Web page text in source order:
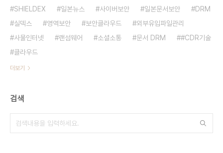
SHIELDEX
일본뉴스 사이버보안 일본문서보안
DRM
실덱스
영역보안 보안클라우드
외부유입파일관리
사물인터넷
랜섬웨어 소셜소통 문서 DRM
#CDR기술
클라우드
더보기
검색